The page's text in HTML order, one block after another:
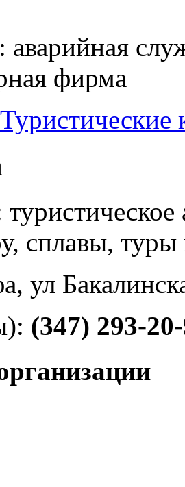
аварийная
фирма
Туристические
сплавы,
ул
(347) 293-